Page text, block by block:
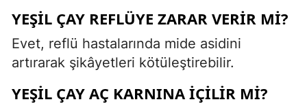
YEŞIL ÇAY REFLÜYE ZARAR VERIR MI?
Evet, reflü hastalarında mide asidini
artırarak şikâyetleri kötüleştirebilir.
YEŞIL ÇAY AÇ KARNINA İÇILIR MI?